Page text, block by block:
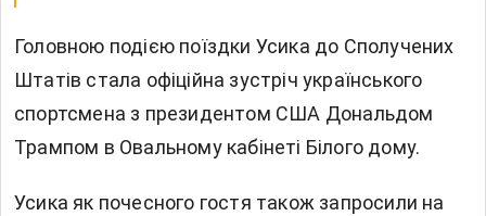
Головною подією поїздки Усика до Сполучених
Штатів стала офіційна зустріч українського
спортсмена з президентом США Дональдом
Трампом в Овальному кабінеті Білого дому.
Усика як почесного гостя також запросили на